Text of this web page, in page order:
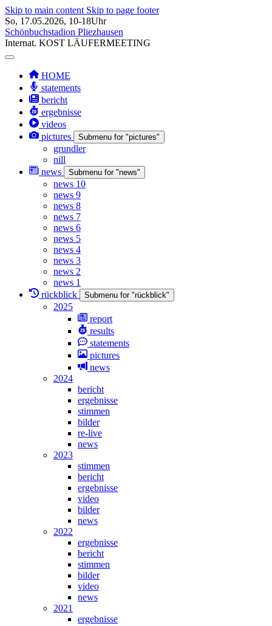
Skip to main content Skip to page footer
So, 17.05.2026, 10-18Uhr
Schönbuchstadion Pliezhausen
Internat. KOST LÄUFERMEETING
HOME
statements
bericht
ergebnisse
videos
pictures
Submenu for "pictures"
grundler
nill
news
Submenu for "news"
news 10
news 9
news 8
news 7
news 6
news 5
news 4
news 3
news 2
news 1
rückblick
Submenu for "rückblick"
2025
report
results
statements
pictures
news
2024
bericht
ergebnisse
stimmen
bilder
re-live
news
2023
stimmen
bericht
ergebnisse
video
bilder
news
2022
ergebnisse
bericht
stimmen
bilder
video
news
2021
ergebnisse